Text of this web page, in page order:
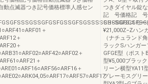
動点滅器つき記号価格標準人感セン
＋
＋
＋
＋
＋
＋
つきダイヤル錠
記 号価格記 号
GH−SGFSスモ
¥21,000Z−Zハン
（ナチュランド
ラックSハンガ
GFGE型（ポス
型¥5,000ブラッ
リーン横型YA11
グレーモスグリ